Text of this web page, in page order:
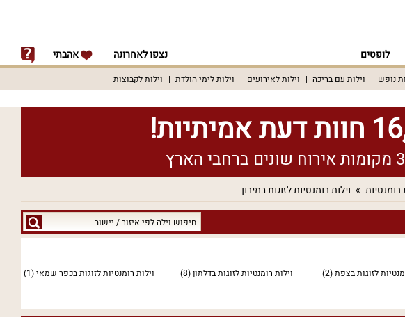
לופטים נצפו לאחרונה אהבתי
נופש וילות עם בריכה וילות לאירועים וילות לימי הולדת וילות לקבוצות
רומנטיות וילות רומנטיות לזוגות במירון
חיפוש
וילה
איזור
לזוגות בצפת(2) וילות רומנטיות לזוגות בדלתון(8) וילות רומנטיות לזוגות בכפר שמאי(1)